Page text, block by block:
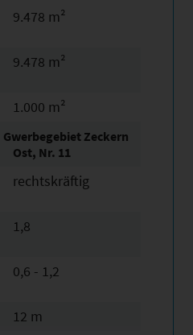
9.478 m²
9.478 m²
1.000 m²
Gwerbegebiet Zeckern
Ost, Nr. 11
rechtskräftig
1,8
0,6 - 1,2
12 m